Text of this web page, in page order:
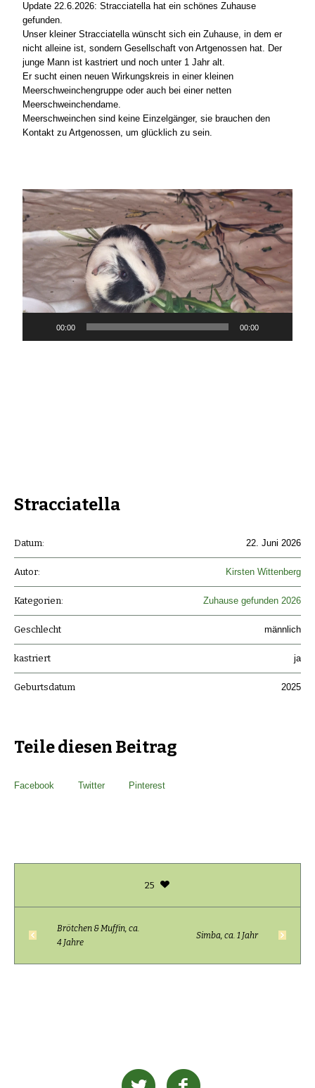
Update 22.6.2026: Stracciatella hat ein schönes Zuhause
gefunden.
Unser kleiner Stracciatella wünscht sich ein Zuhause, in dem er
nicht alleine ist, sondern Gesellschaft von Artgenossen hat. Der
junge Mann ist kastriert und noch unter 1 Jahr alt.
Er sucht einen neuen Wirkungskreis in einer kleinen
Meerschweinchengruppe oder auch bei einer netten
Meerschweinchendame.
Meerschweinchen sind keine Einzelgänger, sie brauchen den
Kontakt zu Artgenossen, um glücklich zu sein.
Video-
Player
00:00 00:00
Stracciatella
Datum: 22. Juni 2026
Autor: Kirsten Wittenberg
Kategorien: Zuhause gefunden 2026
Geschlecht männlich
kastriert ja
Geburtsdatum 2025
Teile diesen Beitrag
Facebook Twitter Pinterest
25
Brötchen & Muffin, ca.
4 Jahre
Simba, ca. 1 Jahr